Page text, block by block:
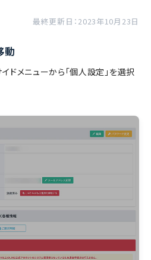
最終更新日：2023年10月23日
動
イドメニューから「個人設定」を選択